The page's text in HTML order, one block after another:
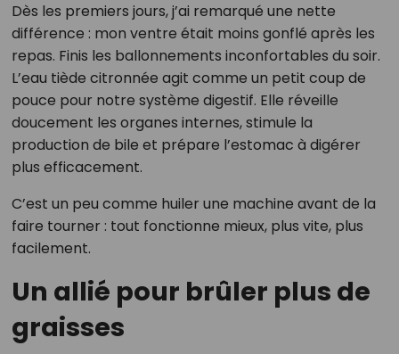
Dès les premiers jours, j’ai remarqué une nette
différence : mon ventre était moins gonflé après les
repas. Finis les ballonnements inconfortables du soir.
L’eau tiède citronnée agit comme un petit coup de
pouce pour notre système digestif. Elle réveille
doucement les organes internes, stimule la
production de bile et prépare l’estomac à digérer
plus efficacement.
C’est un peu comme huiler une machine avant de la
faire tourner : tout fonctionne mieux, plus vite, plus
facilement.
Un allié pour brûler plus de
graisses